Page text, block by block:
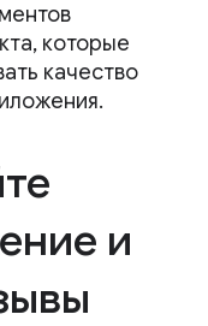
которые
качество
и